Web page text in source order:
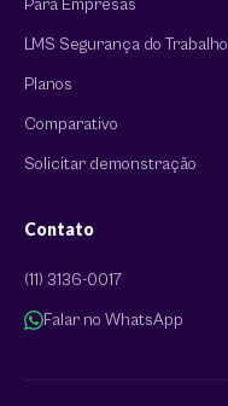
Para Empresas
LMS Segurança do Trabalho
Planos
Comparativo
Solicitar demonstração
Contato
(11) 3136-0017
Falar no WhatsApp